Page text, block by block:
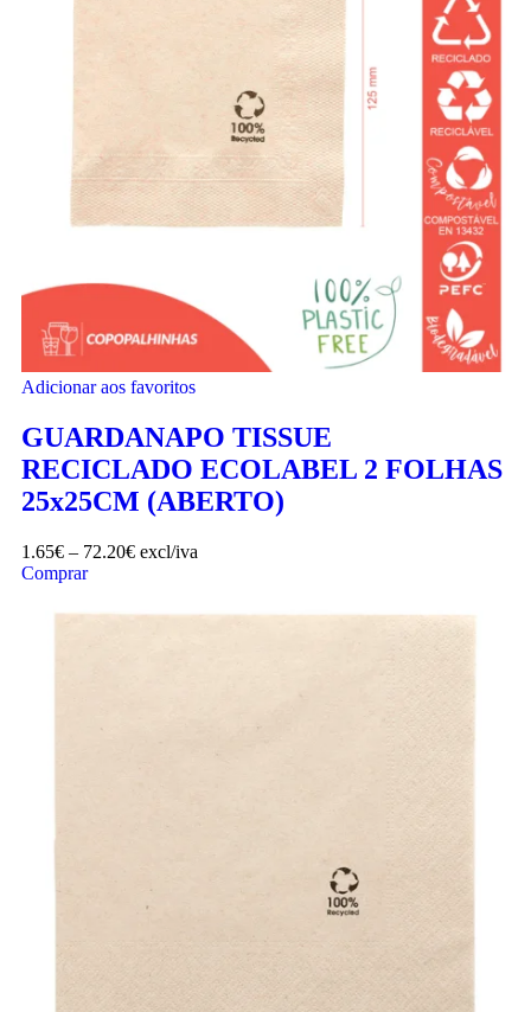
Adicionar aos favoritos
GUARDANAPO TISSUE
RECICLADO ECOLABEL 2 FOLHAS
25x25CM (ABERTO)
1.65€ – 72.20€ excl/iva
Comprar